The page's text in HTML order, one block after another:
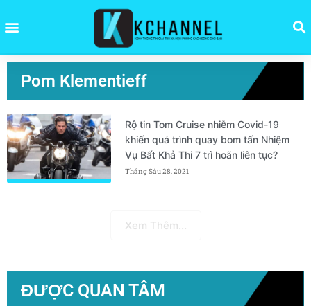
Pom Klementieff
Rộ tin Tom Cruise nhiễm Covid-19
khiến quá trình quay bom tấn Nhiệm
Vụ Bất Khả Thi 7 trì hoãn liên tục?
Tháng Sáu 28, 2021
Xem Thêm...
ĐƯỢC QUAN TÂM